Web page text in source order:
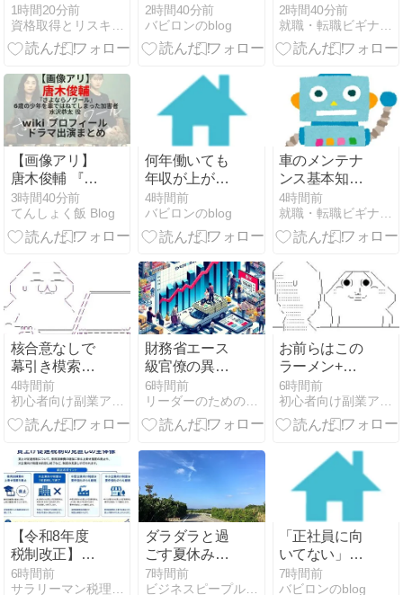
リング！？出
張・旅行をお
得にするマニ
1時間20分前
Q&A｜何歳ま
で？空白期間
は？正社員に
2時間40分前
バビロンのblog
驚かせるサプ
ライズアイデ
ア集
2時間40分前
【画像アリ】
唐木俊輔 『さ
よならノワー
ル』水沢恭太
役 wiki プロフ
出演まとめ
3時間40分前
てんしょく飯 Blog
何年働いても
年収が上がら
ない人へ。原
因の切り分け
と、上げるた
4時間前
バビロンのblog
車のメンテナ
ンス基本知識
で悩み解消！
4時間前
核合意なしで
幕引き模索か
米、イラン6
条件で困難に
4時間前
財務省エース
級官僚の異例
転出について
6時間前
リーダーのためのキャリアデザイン・カフェ
お前らはこの
ラーメン+半
チャーハン
+餃子にいく
ら払える？
6時間前
【令和8年度
税制改正】賃
上げ促進税制
の改正
6時間前
ダラダラと過
ごす夏休み、
を満喫中
7時間前
ビジネスピープル共和国
「正社員に向
いてない」と
悩むHSPへ。
限界のサイン
7時間前
バビロンのblog